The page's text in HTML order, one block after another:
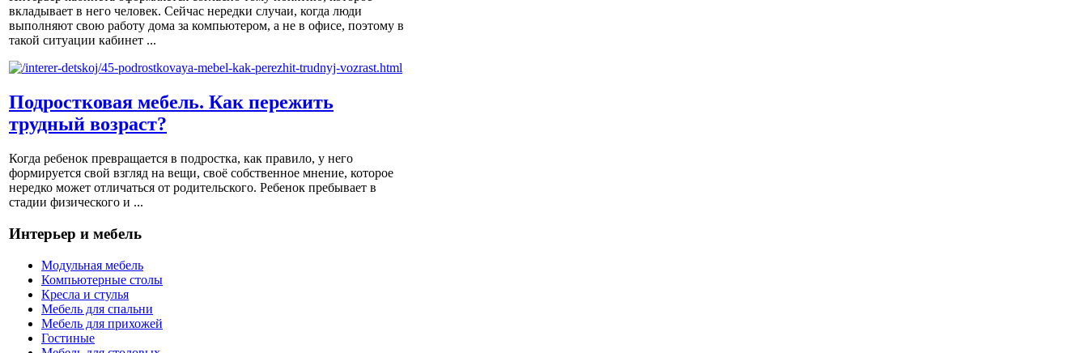
вкладывает в него человек. Сейчас нередки случаи, когда люди
выполняют свою работу дома за компьютером, а не в офисе, поэтому в
такой ситуации кабинет ...
Подростковая мебель. Как пережить
трудный возраст?
Когда ребенок превращается в подростка, как правило, у него
формируется свой взгляд на вещи, своё собственное мнение, которое
нередко может отличаться от родительского. Ребенок пребывает в
стадии физического и ...
Интерьер и мебель
Модульная мебель
Компьютерные столы
Кресла и стулья
Мебель для спальни
Мебель для прихожей
Гостиные